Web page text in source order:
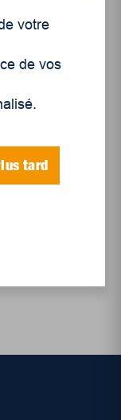
votre
de vos
tard